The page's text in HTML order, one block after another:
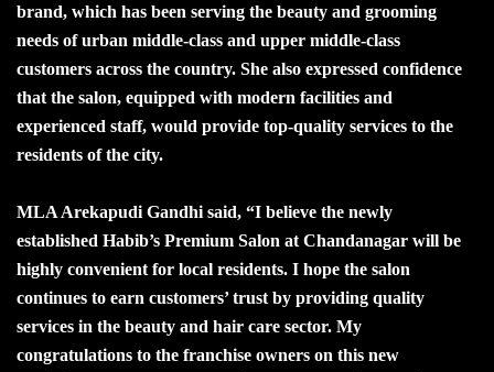
brand, which has been serving the beauty and grooming
needs of urban middle-class and upper middle-class
customers across the country. She also expressed confidence
that the salon, equipped with modern facilities and
experienced staff, would provide top-quality services to the
residents of the city.
MLA Arekapudi Gandhi said, “I believe the newly
established Habib’s Premium Salon at Chandanagar will be
highly convenient for local residents. I hope the salon
continues to earn customers’ trust by providing quality
services in the beauty and hair care sector. My
congratulations to the franchise owners on this new